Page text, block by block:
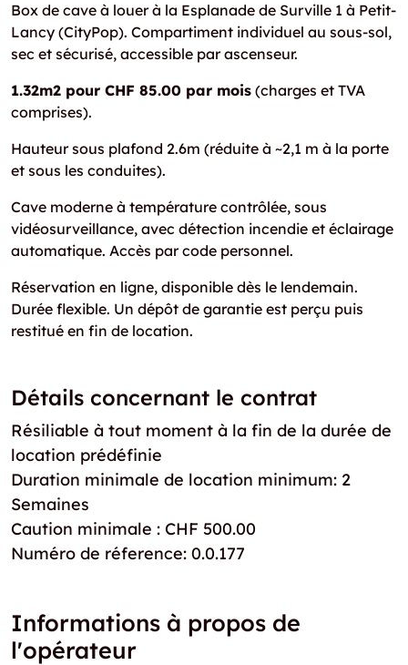
Box de cave à louer à la Esplanade de Surville 1 à Petit-
Lancy (CityPop). Compartiment individuel au sous-sol,
sec et sécurisé, accessible par ascenseur.
1.32m2 pour CHF 85.00 par mois (charges et TVA
comprises).
Hauteur sous plafond 2.6m (réduite à ~2,1 m à la porte
et sous les conduites).
Cave moderne à température contrôlée, sous
vidéosurveillance, avec détection incendie et éclairage
automatique. Accès par code personnel.
Réservation en ligne, disponible dès le lendemain.
Durée flexible. Un dépôt de garantie est perçu puis
restitué en fin de location.
Détails concernant le contrat
Résiliable à tout moment à la fin de la durée de
location prédéfinie
Duration minimale de location minimum: 2
Semaines
Caution minimale : CHF 500.00
Numéro de réference: 0.0.177
Informations à propos de
l'opérateur